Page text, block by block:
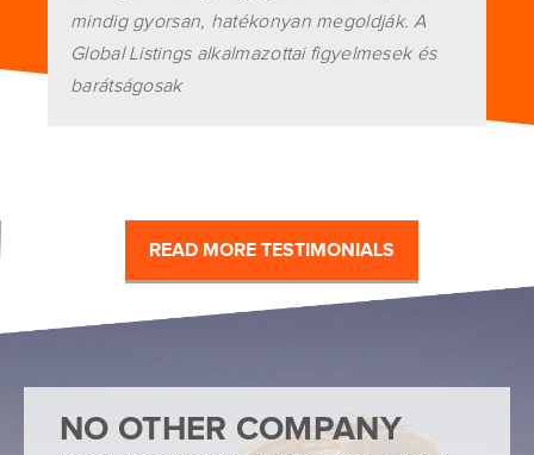
mindig gyorsan, hatékonyan megoldják. A
Global Listings alkalmazottai figyelmesek és
barátságosak
READ MORE TESTIMONIALS
NO OTHER COMPANY